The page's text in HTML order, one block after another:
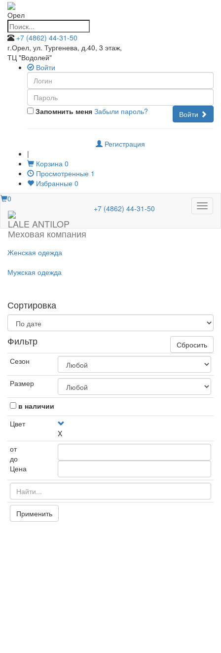
Орел
+7 (4862) 44-31-50
г.Орел, ул. Тургенева, д.40, 3 этаж,
ТЦ "Водолей"
Войти
Запомнить меня Войти
Забыли пароль?
Регистрация
|
Корзина 0
Просмотренные 1
Избранные 0
Меню
0
LALE ANTILOP
Меховая компания
+7 (4862) 44-31-50
Женская одежда
Мужская одежда
Сортировка
Фильтр
Сбросить
Сезон
Размер
в наличии
Цвет
X
от
до
Цена
Применить